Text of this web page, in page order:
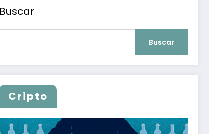
Buscar
Buscar
Cripto